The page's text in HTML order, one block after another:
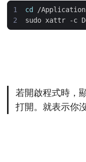
cd
若開啟程式時，
打開。就表示你